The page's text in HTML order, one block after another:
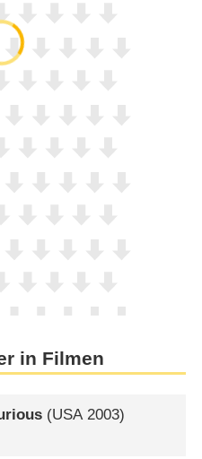
in Filmen
(USA2003)